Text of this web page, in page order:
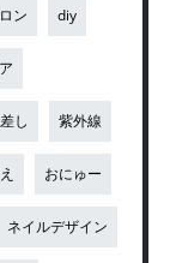
ン diy
し 紫外線
おにゅー
ネイルデザイン